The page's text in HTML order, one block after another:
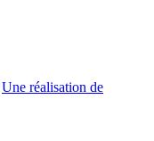
Une réalisation de